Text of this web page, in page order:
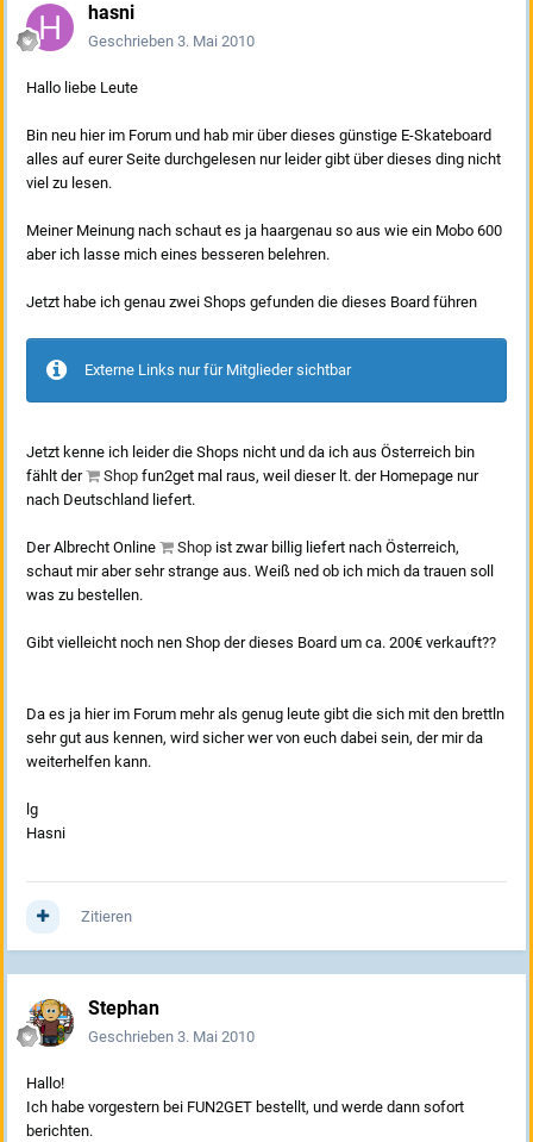
hasni
Geschrieben 3. Mai 2010
Hallo liebe Leute
Bin neu hier im Forum und hab mir über dieses günstige E-Skateboard
alles auf eurer Seite durchgelesen nur leider gibt über dieses ding nicht
viel zu lesen.
Meiner Meinung nach schaut es ja haargenau so aus wie ein Mobo 600
aber ich lasse mich eines besseren belehren.
Jetzt habe ich genau zwei Shops gefunden die dieses Board führen
Externe Links nur für Mitglieder sichtbar
Jetzt kenne ich leider die Shops nicht und da ich aus Österreich bin
fählt der
Shop fun2get mal raus, weil dieser lt. der Homepage nur
nach Deutschland liefert.
Der Albrecht Online Shop ist zwar billig liefert nach Österreich,
schaut mir aber sehr strange aus. Weiß ned ob ich mich da trauen soll
was zu bestellen.
Gibt vielleicht noch nen Shop der dieses Board um ca. 200€ verkauft??
Da es ja hier im Forum mehr als genug leute gibt die sich mit den brettln
sehr gut aus kennen, wird sicher wer von euch dabei sein, der mir da
weiterhelfen kann.
lg
Hasni
Zitieren
Stephan
Geschrieben 3. Mai 2010
Hallo!
Ich habe vorgestern bei FUN2GET bestellt, und werde dann sofort
berichten.